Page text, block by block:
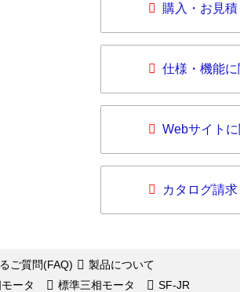
購入・お見
仕様・機能
Webサイト
カタログ請求
ご質問(FAQ)
製品について
ータ 標準三相モータ
SF-JR